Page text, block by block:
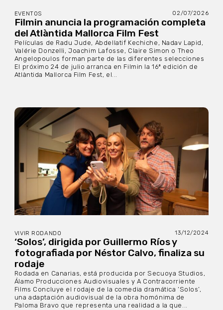
EVENTOS 02/07/2026
Filmin anuncia la programación completa
del Atlàntida Mallorca Film Fest
Películas de Radu Jude, Abdellatif Kechiche, Nadav Lapid,
Valérie Donzelli, Joachim Lafosse, Claire Simon o Theo
Angelopoulos forman parte de las diferentes selecciones
El próximo 24 de julio arranca en Filmin la 16ª edición de
Atlàntida Mallorca Film Fest, el...
VIVIR RODANDO 13/12/2024
‘Solos’, dirigida por Guillermo Ríos y
fotografiada por Néstor Calvo, finaliza su
rodaje
Rodada en Canarias, está producida por Secuoya Studios,
Álamo Producciones Audiovisuales y A Contracorriente
Films Concluye el rodaje de la comedia dramática ‘Solos’,
una adaptación audiovisual de la obra homónima de
Paloma Bravo que representa una realidad a la que...